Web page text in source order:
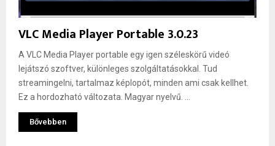
VLC Media Player Portable 3.0.23
A VLC Media Player portable egy igen széleskörű videó
lejátszó szoftver, különleges szolgáltatásokkal. Tud
streamingelni, tartalmaz képlopót, minden ami csak kellhet.
Ez a hordozható változata. Magyar nyelvű. ...
Bővebben